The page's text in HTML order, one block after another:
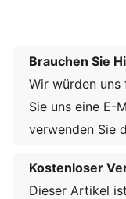
Brauchen Sie
Wir würden uns
Sie uns eine E-
verwenden Sie
Kostenloser
Dieser Artikel